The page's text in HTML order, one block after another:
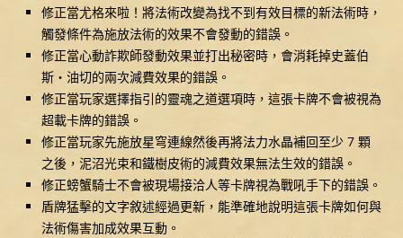
修正當尤格來啦！將法術改變為找不到有效目標的新法術時，
觸發條件為施放法術的效果不會發動的錯誤。
修正當心動詐欺師發動效果並打出秘密時，會消耗掉史蓋伯
斯‧油切的兩次減費效果的錯誤。
修正當玩家選擇指引的靈魂之道選項時，這張卡牌不會被視為
超載卡牌的錯誤。
修正當玩家先施放星穹連線然後再將法力水晶補回至少 7 顆
之後，泥沼光束和鐵樹皮術的減費效果無法生效的錯誤。
修正螃蟹騎士不會被現場接洽人等卡牌視為戰吼手下的錯誤。
盾牌猛擊的文字敘述經過更新，能準確地說明這張卡牌如何與
法術傷害加成效果互動。